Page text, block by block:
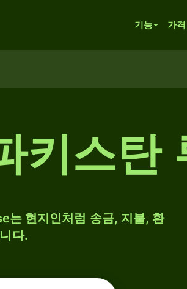
기능 가격
키스탄
는 현지인처럼 송금, 지불, 환
다.